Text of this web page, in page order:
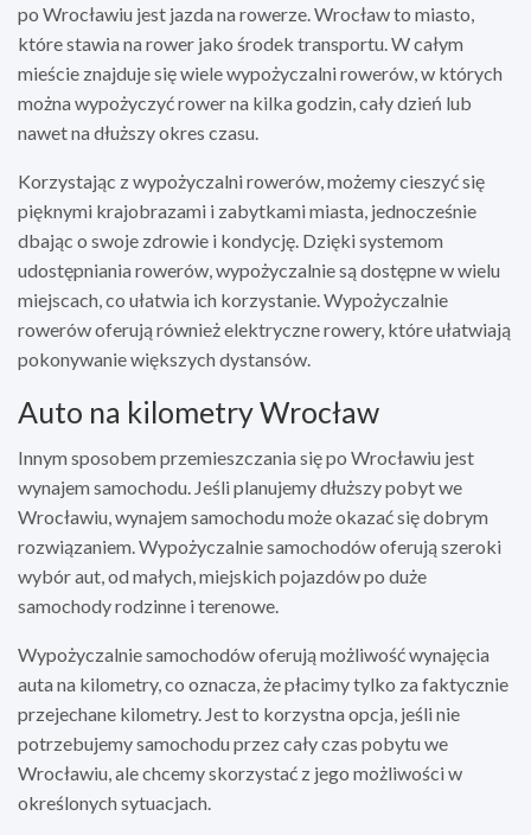
po Wrocławiu jest jazda na rowerze. Wrocław to miasto,
które stawia na rower jako środek transportu. W całym
mieście znajduje się wiele wypożyczalni rowerów, w których
można wypożyczyć rower na kilka godzin, cały dzień lub
nawet na dłuższy okres czasu.
Korzystając z wypożyczalni rowerów, możemy cieszyć się
pięknymi krajobrazami i zabytkami miasta, jednocześnie
dbając o swoje zdrowie i kondycję. Dzięki systemom
udostępniania rowerów, wypożyczalnie są dostępne w wielu
miejscach, co ułatwia ich korzystanie. Wypożyczalnie
rowerów oferują również elektryczne rowery, które ułatwiają
pokonywanie większych dystansów.
Auto na kilometry Wrocław
Innym sposobem przemieszczania się po Wrocławiu jest
wynajem samochodu. Jeśli planujemy dłuższy pobyt we
Wrocławiu, wynajem samochodu może okazać się dobrym
rozwiązaniem. Wypożyczalnie samochodów oferują szeroki
wybór aut, od małych, miejskich pojazdów po duże
samochody rodzinne i terenowe.
Wypożyczalnie samochodów oferują możliwość wynajęcia
auta na kilometry, co oznacza, że płacimy tylko za faktycznie
przejechane kilometry. Jest to korzystna opcja, jeśli nie
potrzebujemy samochodu przez cały czas pobytu we
Wrocławiu, ale chcemy skorzystać z jego możliwości w
określonych sytuacjach.